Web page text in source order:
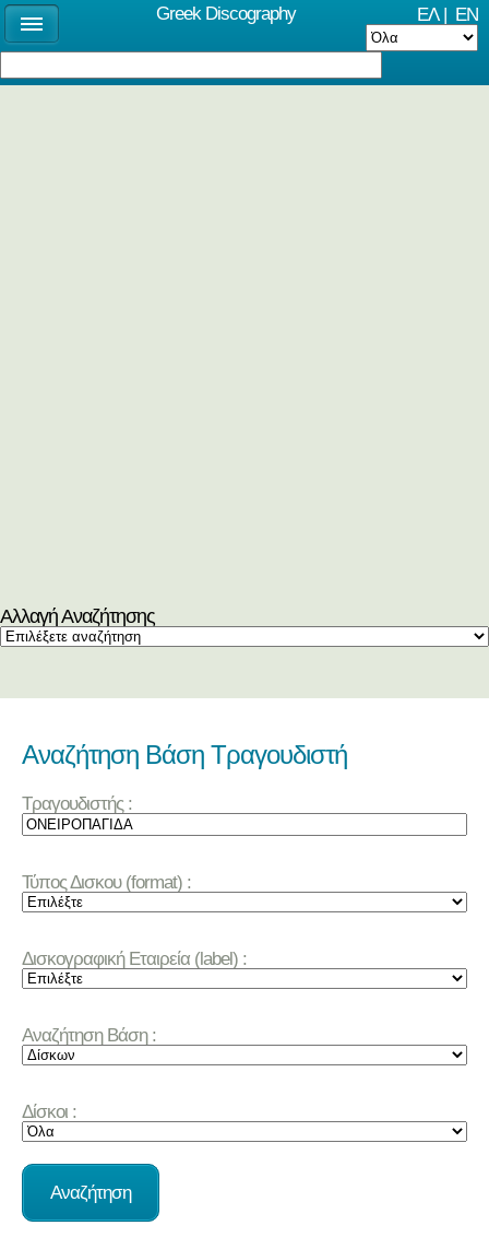
ΕΛ| EN
Αλλαγή Αναζήτησης
Αναζήτηση Βάση Τραγουδιστή
Τραγουδιστής :
Τύπος Δισκου (format) :
Δισκογραφική Εταιρεία (label) :
Αναζήτηση Βάση :
Δίσκοι :
Greek Discography